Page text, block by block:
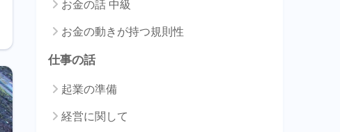
お金の話 中級
お金の動きが持つ規則性
仕事の話
起業の準備
経営に関して